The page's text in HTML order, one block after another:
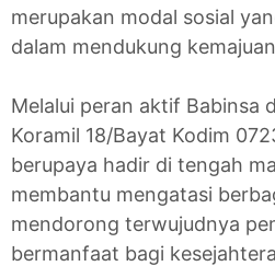
merupakan modal sosial
dalam mendukung
Melalui peran aktif Babinsa
Koramil 18/Bayat Kodim
berupaya hadir di tengah
membantu mengatasi
mendorong terwujudnya
bermanfaat bagi